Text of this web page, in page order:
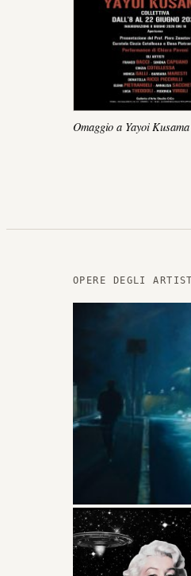
Omaggio a Yayoi Kusama
OPERE DEGLI